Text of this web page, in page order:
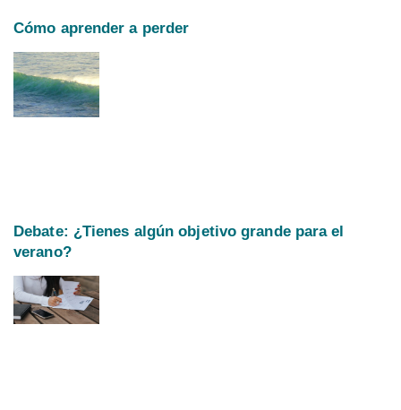
Cómo aprender a perder
Debate: ¿Tienes algún objetivo grande para el
verano?